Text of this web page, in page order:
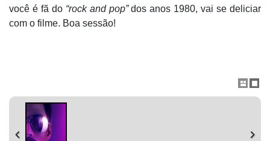
você é fã do “rock and pop”dos anos 1980, vai se deliciar
com o filme. Boa sessão!